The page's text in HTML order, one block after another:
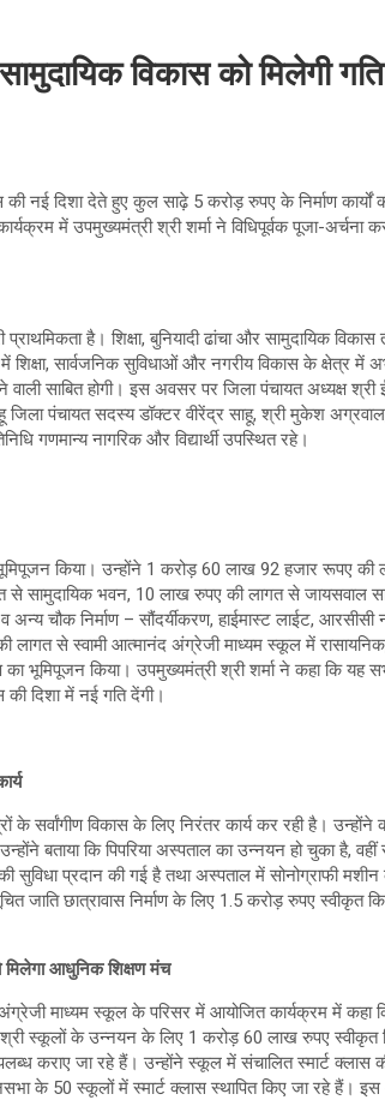
सामुदायिक विकास को मिलेगी
नई दिशा देते हुए कुल साढ़े 5 करोड़ रुपए के निर्माण कार्यों
में उपमुख्यमंत्री श्री शर्मा ने विधिपूर्वक पूजा-अर्चना कर
है। शिक्षा, बुनियादी ढांचा और सामुदायिक विकास
शिक्षा, सार्वजनिक सुविधाओं और नगरीय विकास के क्षेत्र में
साबित होगी। इस अवसर पर जिला पंचायत अध्यक्ष श्री
जिला पंचायत सदस्य डॉक्टर वीरेंद्र साहू, श्री मुकेश
गणमान्य नागरिक और विद्यार्थी उपस्थित रहे।
भूमिपूजन किया। उन्होंने 1 करोड़ 60 लाख 92 हजार रूपए की
सामुदायिक भवन, 10 लाख रुपए की लागत से जायसवाल
चौक निर्माण – सौंदर्यीकरण, हाईमास्ट लाईट, आरसीसी
लागत से स्वामी आत्मानंद अंग्रेजी माध्यम स्कूल में रासायनिक,
भूमिपूजन किया। उपमुख्यमंत्री श्री शर्मा ने कहा कि यह
की दिशा में नई गति देंगी।
सर्वांगीण विकास के लिए निरंतर कार्य कर रही है। उन्होंने
बताया कि पिपरिया अस्पताल का उन्नयन हो चुका है, वहीं
सुविधा प्रदान की गई है तथा अस्पताल में सोनोग्राफी
छात्रावास निर्माण के लिए 1.5 करोड़ रुपए स्वीकृत
आधुनिक शिक्षण मंच
माध्यम स्कूल के परिसर में आयोजित कार्यक्रम में कहा
श्री स्कूलों के उन्नयन के लिए 1 करोड़ 60 लाख रुपए स्वीकृत
कराए जा रहे हैं। उन्होंने स्कूल में संचालित स्मार्ट क्लास
के 50 स्कूलों में स्मार्ट क्लास स्थापित किए जा रहे हैं।